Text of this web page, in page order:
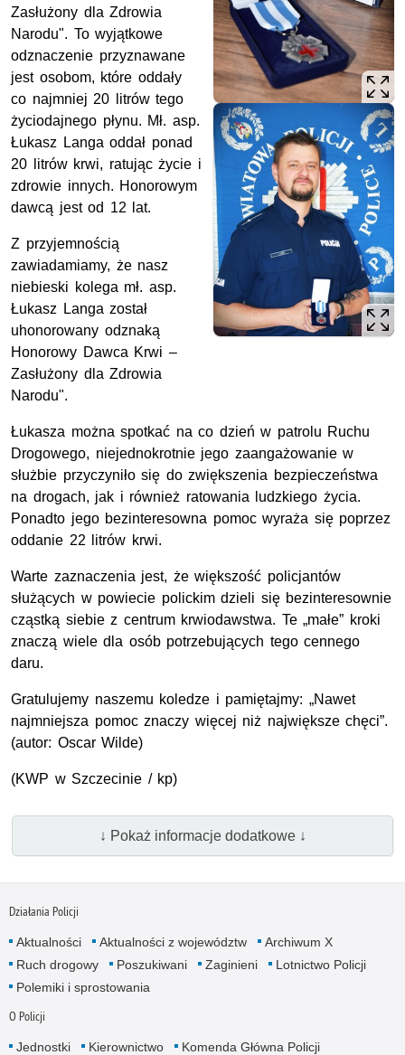
Zasłużony dla Zdrowia
Narodu". To wyjątkowe
odznaczenie przyznawane
jest osobom, które oddały
co najmniej 20 litrów tego
życiodajnego płynu. Mł. asp.
Łukasz Langa oddał ponad
20 litrów krwi, ratując życie i
zdrowie innych. Honorowym
dawcą jest od 12 lat.
Z przyjemnością
zawiadamiamy, że nasz
niebieski kolega mł. asp.
Łukasz Langa został
uhonorowany odznaką
Honorowy Dawca Krwi –
Zasłużony dla Zdrowia
Narodu".
Łukasza można spotkać na co dzień w patrolu Ruchu
Drogowego, niejednokrotnie jego zaangażowanie w
służbie przyczyniło się do zwiększenia bezpieczeństwa
na drogach, jak i również ratowania ludzkiego życia.
Ponadto jego bezinteresowna pomoc wyraża się poprzez
oddanie 22 litrów krwi.
Warte zaznaczenia jest, że większość policjantów
służących w powiecie polickim dzieli się bezinteresownie
cząstką siebie z centrum krwiodawstwa. Te „małe” kroki
znaczą wiele dla osób potrzebujących tego cennego
daru.
Gratulujemy naszemu koledze i pamiętajmy: „Nawet
najmniejsza pomoc znaczy więcej niż największe chęci”.
(autor: Oscar Wilde)
(KWP w Szczecinie / kp)
↓ Pokaż informacje dodatkowe ↓
Działania Policji
Aktualności Aktualności z województw
Archiwum X
Ruch drogowy
Poszukiwani Zaginieni
Lotnictwo Policji
Polemiki i sprostowania
O Policji
Jednostki Kierownictwo
Komenda Główna Policji